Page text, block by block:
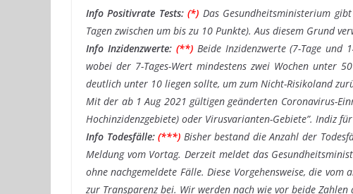
Info Positivrate Tests: (*) Das Gesundheitsministerium
Tagen zwischen um bis zu 10 Punkte). Aus diesem Grund
Info Inzidenzwerte: (**) Beide Inzidenzwerte (7-Tage und
wobei der 7-Tages-Wert mindestens zwei Wochen unter
deutlich unter 10 liegen sollte, um zum Nicht-Risikoland
Mit der ab 1 Aug 2021 gültigen geänderten Coronavirus-
Hochinzidenzgebiete) oder Virusvarianten-Gebiete”. Indiz
Info Todesfälle: (***) Bisher bestand die Anzahl der
Meldung vom Vortag. Derzeit meldet das
ohne nachgemeldete Fälle. Diese Vorgehensweise, die
zur Transparenz bei. Wir werden nach wie vor beide Zahlen